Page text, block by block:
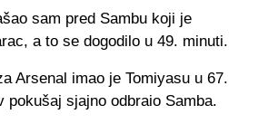
sam pred Sambu koji je
a to se dogodilo u 49. minuti.
Arsenal imao je Tomiyasu u 67.
pokušaj sjajno odbraio Samba.